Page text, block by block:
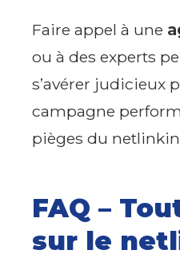
Faire appel à une
ou à des experts
s’avérer judicieux
campagne
pièges du
FAQ –
sur le